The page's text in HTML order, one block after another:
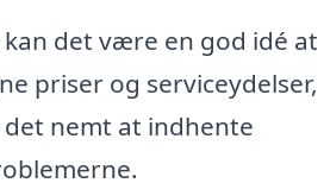
det være en god idé at
priser og serviceydelser,
nemt at indhente